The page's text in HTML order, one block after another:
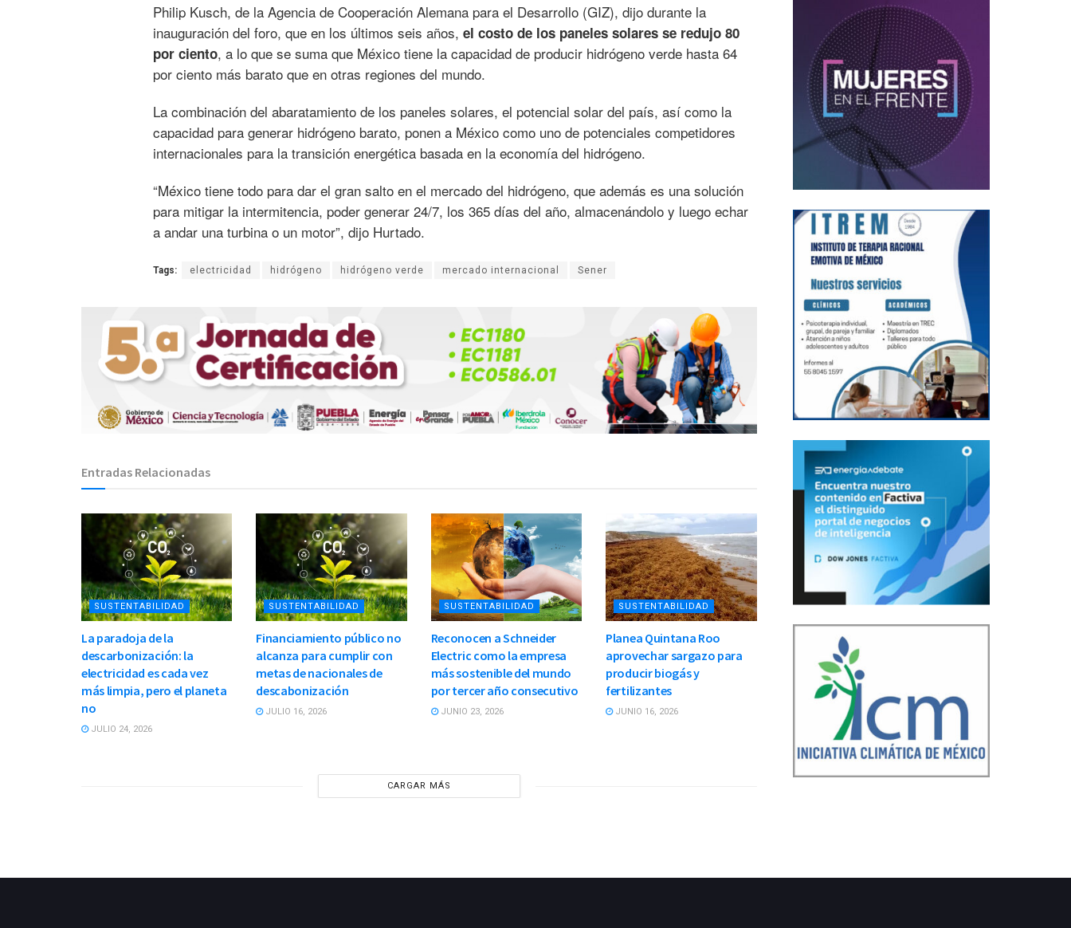
Philip Kusch, de la Agencia de Cooperación Alemana para el Desarrollo (GIZ), dijo durante la
inauguración del foro, que en los últimos seis años, el costo de los paneles solares se redujo 80
por ciento, a lo que se suma que México tiene la capacidad de producir hidrógeno verde hasta 64
por ciento más barato que en otras regiones del mundo.
La combinación del abaratamiento de los paneles solares, el potencial solar del país, así como la
capacidad para generar hidrógeno barato, ponen a México como uno de potenciales competidores
internacionales para la transición energética basada en la economía del hidrógeno.
“México tiene todo para dar el gran salto en el mercado del hidrógeno, que además es una solución
para mitigar la intermitencia, poder generar 24/7, los 365 días del año, almacenándolo y luego echar
a andar una turbina o un motor”, dijo Hurtado.
Tags: electricidad hidrógeno hidrógeno verde mercado internacional Sener
Entradas Relacionadas
SUSTENTABILIDAD
La paradoja de la
descarbonización: la
electricidad es cada vez
más limpia, pero el planeta
no
JULIO 24, 2026
SUSTENTABILIDAD
Financiamiento público no
alcanza para cumplir con
metas de nacionales de
descabonización
JULIO 16, 2026
SUSTENTABILIDAD
Reconocen a Schneider
Electric como la empresa
más sostenible del mundo
por tercer año consecutivo
JUNIO 23, 2026
SUSTENTABILIDAD
Planea Quintana Roo
aprovechar sargazo para
producir biogás y
fertilizantes
JUNIO 16, 2026
CARGAR MÁS